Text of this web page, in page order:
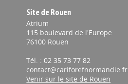
Site de Rouen
Atrium
115 boulevard de l'Europe
76100 Rouen
Tél. : 02 35 73 77 82
contact@cariforefnormandie.fr
Venir sur le site de Rouen